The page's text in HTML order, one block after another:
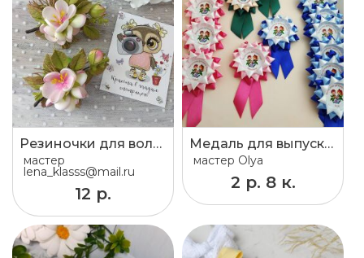
Резиночки для волос "Веточка яблони"
мастер
lena_klasss@mail.ru
12 р.
Медаль для выпускника
мастер Olya
2 р. 8 к.